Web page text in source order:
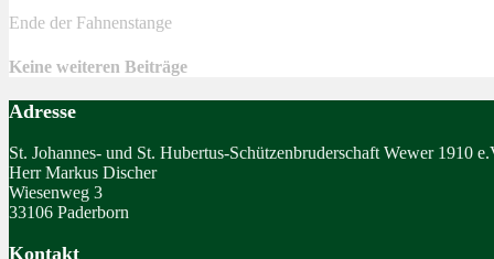
Ende der Fahnenstange
Keine weiteren Beiträge
Adresse
St. Johannes- und St. Hubertus-Schützenbruderschaft Wewer 1910
Herr Markus Discher
Wiesenweg 3
33106 Paderborn
Kontakt